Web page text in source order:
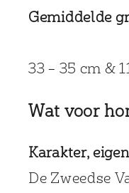
Gemiddelde
33 – 35 cm &
Wat voor
Karakter,
De Zweedse